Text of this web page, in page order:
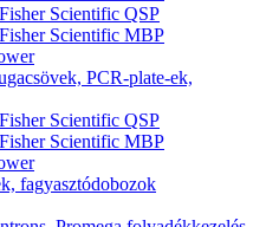
Scientific QSP
Scientific MBP
PCR-plate-ek,
Scientific QSP
Scientific MBP
fagyasztódobozok